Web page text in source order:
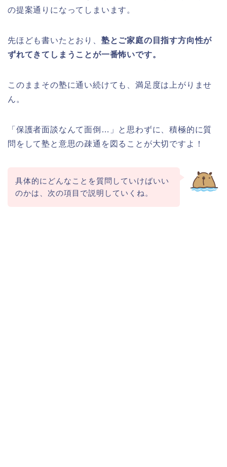
の提案通りになってしまいます。
先ほども書いたとおり、 塾とご家庭の目指す方向性が
ずれてきてしまうことが一番怖いです。
このままその塾に通い続けても、満足度は上がりませ
ん。
「保護者面談なんて面倒…」と思わずに、積極的に質
問をして塾と意思の疎通を図ることが大切ですよ！
具体的にどんなことを質問していけばいい
のかは、次の項目で説明していくね。